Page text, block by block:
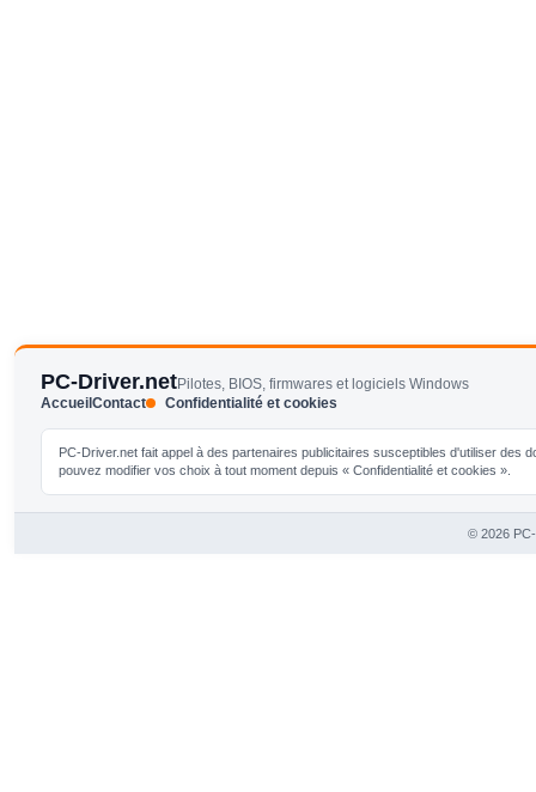
PC-Driver.netPilotes, BIOS, firmwares et logiciels Windows
AccueilContact Confidentialité et cookies
PC-Driver.net fait appel à des partenaires publicitaires susceptibles d'utiliser
pouvez modifier vos choix à tout moment depuis « Confidentialité et cookies ».
© 2026